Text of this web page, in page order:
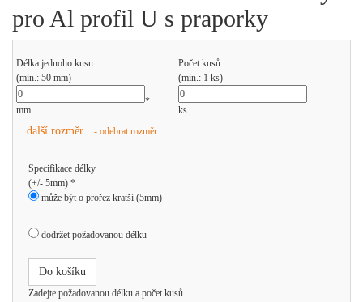
pro Al profil U s praporky
Délka jednoho kusu
(min.: 50 mm)
Počet kusů
(min.: 1 ks)
mm
*
ks
další rozměr - odebrat rozměr
Specifikace délky
(+/- 5mm) *
může být o prořez kratší (5mm)
dodržet požadovanou délku
Do košíku
Zadejte požadovanou délku a počet kusů